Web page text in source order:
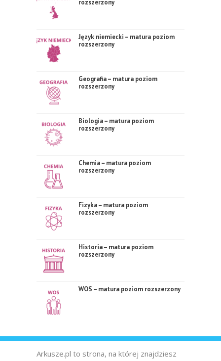
rozszerzony
Język niemiecki – matura poziom
rozszerzony
Geografia – matura poziom
rozszerzony
Biologia – matura poziom
rozszerzony
Chemia – matura poziom
rozszerzony
Fizyka – matura poziom
rozszerzony
Historia – matura poziom
rozszerzony
WOS – matura poziom rozszerzony
Arkusze.pl to strona, na której znajdziesz